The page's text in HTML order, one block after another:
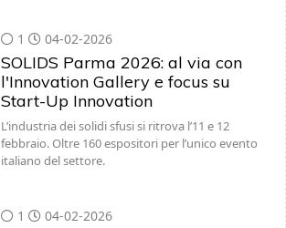
1 04-02-2026
SOLIDS Parma 2026: al via con
l'Innovation Gallery e focus su
Start-Up Innovation
L’industria dei solidi sfusi si ritrova l’11 e 12
febbraio. Oltre 160 espositori per l’unico evento
italiano del settore.
1 04-02-2026